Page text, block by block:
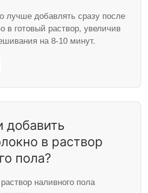
лучше добавлять сразу после
в готовый раствор, увеличив
на 8-10 минут.
добавить
в раствор
пола?
наливного пола